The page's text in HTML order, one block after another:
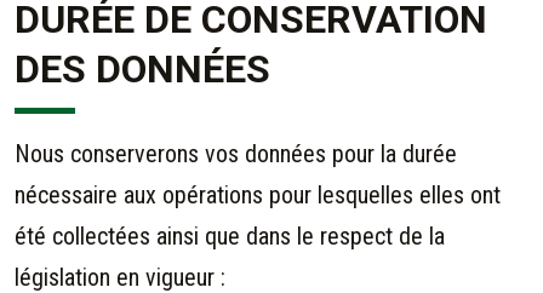
DURÉE DE CONSERVATION
DES DONNÉES
Nous conserverons vos données pour la durée
nécessaire aux opérations pour lesquelles elles ont
été collectées ainsi que dans le respect de la
législation en vigueur :